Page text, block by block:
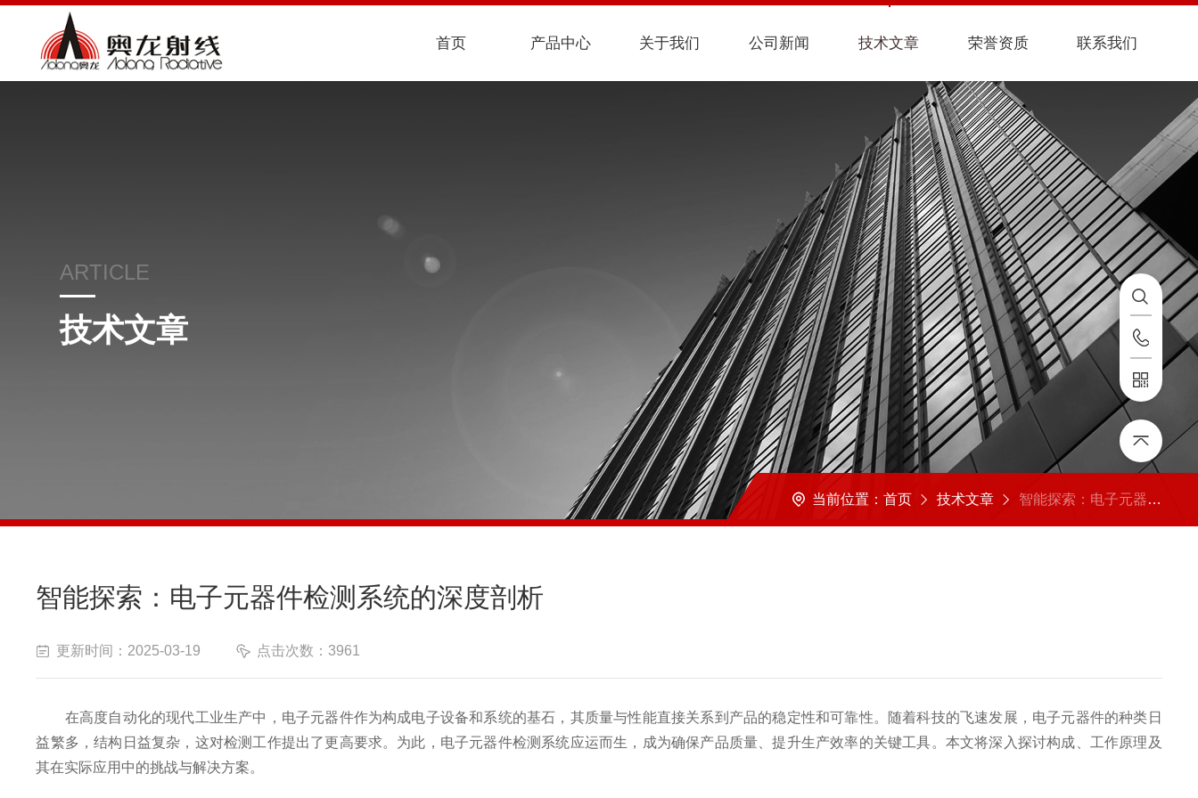
首页 产品中心 关于我们 公司新闻 技术文章 荣誉资质 联系我们
ARTICLE
技术文章
当前位置： 首页 技术文章 智能探索：电子元器件检测系统的深度剖析
智能探索：电子元器件检测系统的深度剖析
更新时间：2025-03-19 点击次数：3961
在高度自动化的现代工业生产中，电子元器件作为构成电子设备和系统的基石，其质量与性能直接关系到产品的稳定性和可靠性。随着科技的飞速发展，电子元器件的种类日
益繁多，结构日益复杂，这对检测工作提出了更高要求。为此，电子元器件检测系统应运而生，成为确保产品质量、提升生产效率的关键工具。本文将深入探讨构成、工作原理及
其在实际应用中的挑战与解决方案。